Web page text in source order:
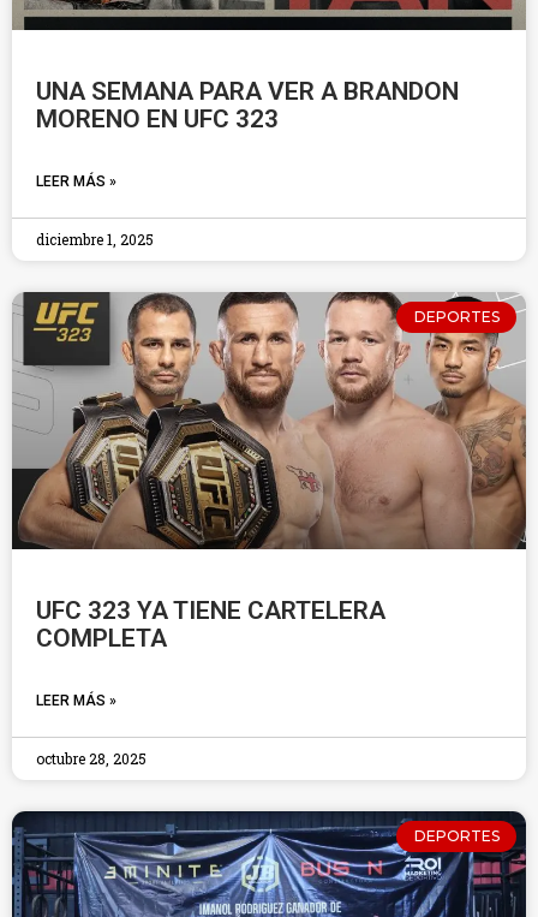
UNA SEMANA PARA VER A BRANDON
MORENO EN UFC 323
LEER MÁS »
diciembre 1, 2025
DEPORTES
UFC 323 YA TIENE CARTELERA
COMPLETA
LEER MÁS »
octubre 28, 2025
DEPORTES